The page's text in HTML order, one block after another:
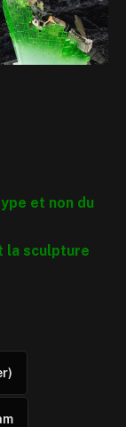
et non du
la sculpture